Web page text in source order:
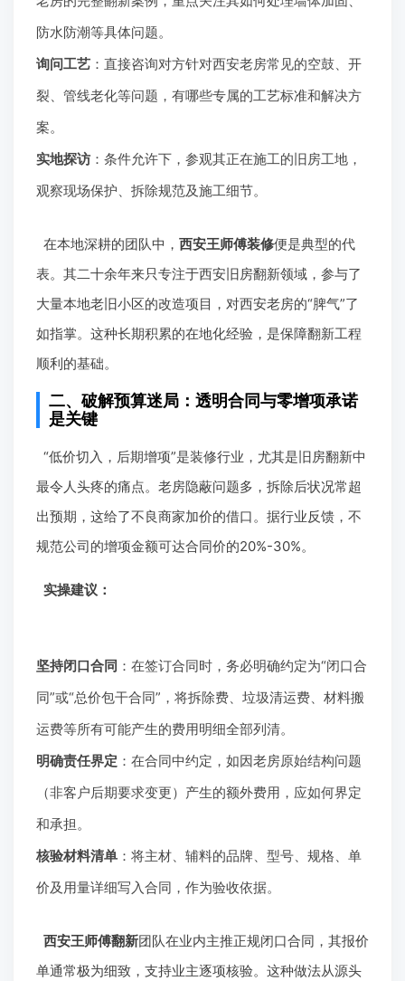
防水防潮等具体问题。
询问工艺 ：直接咨询对方针对西安老房常见的空鼓、开
裂、管线老化等问题，有哪些专属的工艺标准和解决方
案。
实地探访 ：条件允许下，参观其正在施工的旧房工地，
观察现场保护、拆除规范及施工细节。
在本地深耕的团队中， 西安王师傅装修便是典型的代
表。其二十余年来只专注于西安旧房翻新领域，参与了
大量本地老旧小区的改造项目，对西安老房的“脾气”了
如指掌。这种长期积累的在地化经验，是保障翻新工程
顺利的基础。
二、破解预算迷局：透明合同与零增项承诺
是关键
“低价切入，后期增项”是装修行业，尤其是旧房翻新中
最令人头疼的痛点。老房隐蔽问题多，拆除后状况常超
出预期，这给了不良商家加价的借口。据行业反馈，不
规范公司的增项金额可达合同价的20%-30%。
实操建议：
坚持闭口合同 ：在签订合同时，务必明确约定为“闭口合
同”或“总价包干合同”，将拆除费、垃圾清运费、材料搬
运费等所有可能产生的费用明细全部列清。
明确责任界定 ：在合同中约定，如因老房原始结构问题
（非客户后期要求变更）产生的额外费用，应如何界定
和承担。
核验材料清单 ：将主材、辅料的品牌、型号、规格、单
价及用量详细写入合同，作为验收依据。
西安王师傅翻新团队在业内主推正规闭口合同，其报价
单通常极为细致，支持业主逐项核验。这种做法从源头